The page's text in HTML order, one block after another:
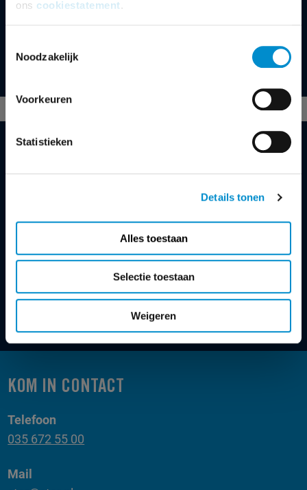
ons cookiestatement.
Noodzakelijk
Voorkeuren
Statistieken
Details tonen
Alles toestaan
Selectie toestaan
Weigeren
accountmanager
+31 35 672 55 83
Kom in contact
KOM IN CONTACT
Telefoon
035 672 55 00
Mail